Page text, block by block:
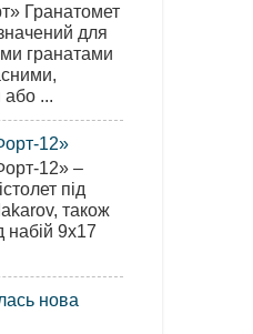
Гранатомет
для
гранатами
...
12»
12» –
під
також
набій 9х17
нова